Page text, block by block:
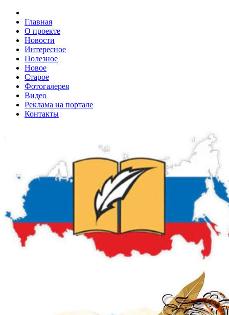
Главная
О проекте
Новости
Интересное
Полезное
Новое
Старое
Фотогалерея
Видео
Реклама на портале
Контакты